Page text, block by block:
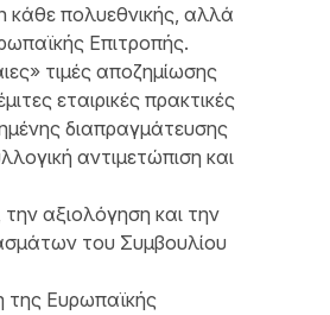
κάθε πολυεθνικής, αλλά
Επιτροπής.
τιμές αποζημίωσης
εταιρικές πρακτικές
διαπραγμάτευσης
αντιμετώπιση και
αξιολόγηση και την
του Συμβουλίου
της Ευρωπαϊκής